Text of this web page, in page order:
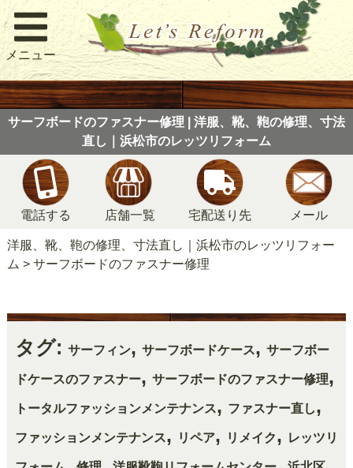
メニュー
サーフボードのファスナー修理 | 洋服、靴、鞄の修理、寸法
直し｜浜松市のレッツリフォーム
電話する 店舗一覧 宅配送り先 メール
洋服、靴、鞄の修理、寸法直し｜浜松市のレッツリフォー
ム > サーフボードのファスナー修理
タグ: サーフィン, サーフボードケース, サーフボー
ドケースのファスナー, サーフボードのファスナー修理,
トータルファッションメンテナンス, ファスナー直し,
ファッションメンテナンス, リペア, リメイク, レッツリ